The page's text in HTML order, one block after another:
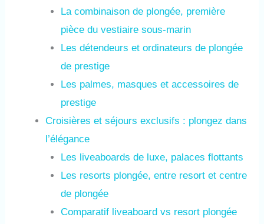
La combinaison de plongée, première
pièce du vestiaire sous-marin
Les détendeurs et ordinateurs de plongée
de prestige
Les palmes, masques et accessoires de
prestige
Croisières et séjours exclusifs : plongez dans
l’élégance
Les liveaboards de luxe, palaces flottants
Les resorts plongée, entre resort et centre
de plongée
Comparatif liveaboard vs resort plongée